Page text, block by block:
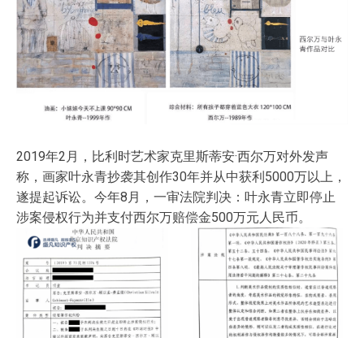
2019年2月，比利时艺术家克里斯蒂安·西尔万对外发声
称，画家叶永青抄袭其创作30年并从中获利5000万以上，
遂提起诉讼。今年8月，一审法院判决：叶永青立即停止
涉案侵权行为并支付西尔万赔偿金500万元人民币。